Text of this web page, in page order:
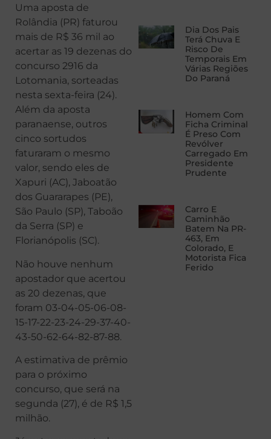
Uma aposta de
Rolândia (PR) faturou
mais de R$ 36 mil ao
acertar as 19 dezenas do
concurso 2916 da
Lotomania, sorteadas
nesta sexta-feira (24).
Além da aposta
paranaense, outros
cinco sortudos
faturaram o mesmo
valor, sendo eles de
Xapuri (AC), Jaboatão
dos Guararapes (PE),
São Paulo (SP), Taboão
da Serra (SP) e
Florianópolis (SC).
Não houve nenhum
apostador que acertou
as 20 dezenas, que
foram 03-04-05-06-08-
15-17-22-23-24-29-37-40-
43-50-62-64-82-87-88.
A estimativa de prêmio
para o próximo
concurso, que será na
segunda (27), é de R$ 1,5
milhão.
Dia Dos Pais
Terá Chuva E
Risco De
Temporais Em
Várias Regiões
Do Paraná
Homem Com
Ficha Criminal
É Preso Com
Revólver
Carregado Em
Presidente
Prudente
Carro E
Caminhão
Batem Na PR-
463, Em
Colorado, E
Motorista Fica
Ferido